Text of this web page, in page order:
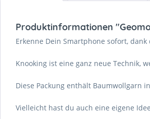
Produktinformationen
Erkenne Dein Smartphone sofort,
Knooking ist eine ganz neue Technik,
Diese Packung enthält Baumwollgarn
Vielleicht hast du auch eine eigene